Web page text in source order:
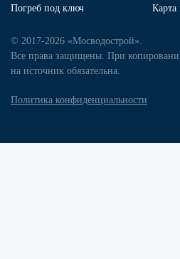
Погреб под ключ
Карта
© 2017-2026 «Мосводострой».
Все права защищены. При
на источник обязательна.
Политика конфиденциальности